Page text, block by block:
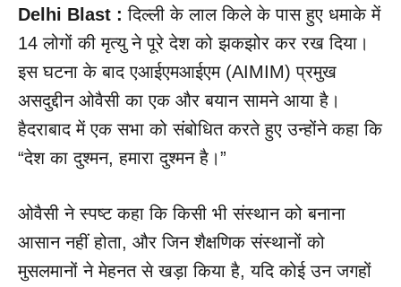
Delhi Blast :दिल्ली के लाल किले के पास हुए धमाके में
14 लोगों की मृत्यु ने पूरे देश को झकझोर कर रख दिया।
इस घटना के बाद एआईएमआईएम (AIMIM) प्रमुख
असदुद्दीन ओवैसी का एक और बयान सामने आया है।
हैदराबाद में एक सभा को संबोधित करते हुए उन्होंने कहा कि
“देश का दुश्मन, हमारा दुश्मन है।”
ओवैसी ने स्पष्ट कहा कि किसी भी संस्थान को बनाना
आसान नहीं होता, और जिन शैक्षणिक संस्थानों को
मुसलमानों ने मेहनत से खड़ा किया है, यदि कोई उन जगहों